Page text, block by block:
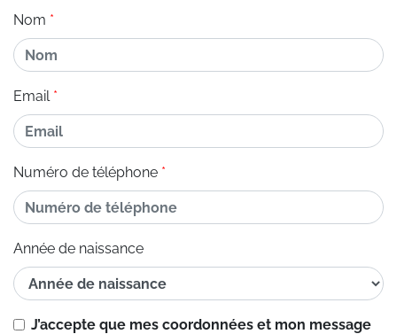
Nom
Email
Numéro de téléphone
Année de naissance
J’accepte que mes coordonnées et mon message